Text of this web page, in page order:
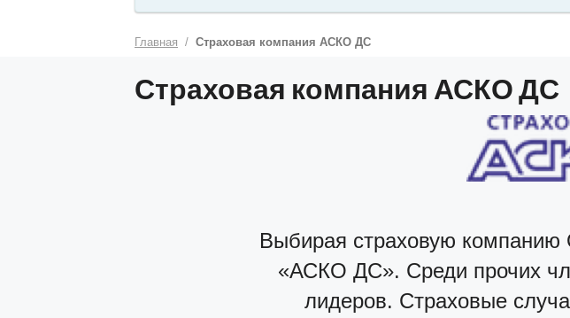
Главная Страховая компания АСКО ДС
Страховая компания АСКО ДС
Выбирая страховую
«АСКО ДС». Среди прочих
лидеров. Страховые